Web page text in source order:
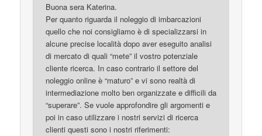
Buona sera Katerina.
Per quanto riguarda il noleggio di imbarcazioni
quello che noi consigliamo è di specializzarsi in
alcune precise località dopo aver eseguito analisi
di mercato di quali “mete” il vostro potenziale
cliente ricerca. In caso contrario il settore del
noleggio online è “maturo” e vi sono realtà di
intermediazione molto ben organizzate e difficili da
“superare”. Se vuole approfondire gli argomenti e
poi in caso utilizzare i nostri servizi di ricerca
clienti questi sono i nostri riferimenti: